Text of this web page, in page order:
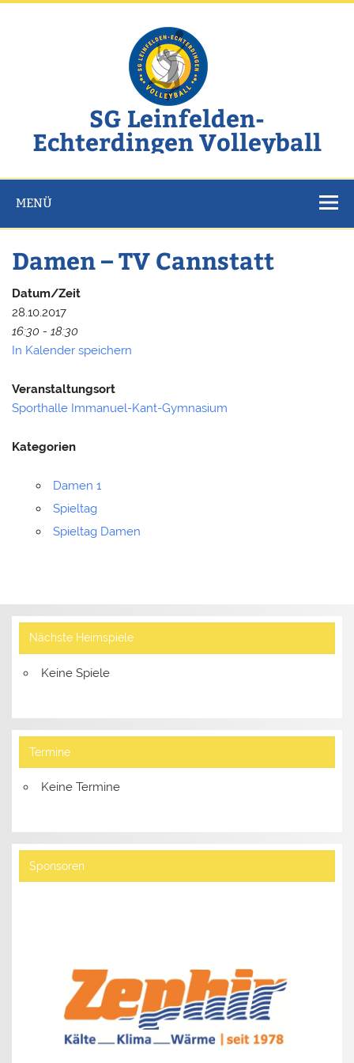
Zum
SG Leinfelden-
Echterdingen Volleyball
MENÜ
Damen – TV Cannstatt
Datum/Zeit
28.10.2017
16:30 - 18:30
In Kalender speichern
Veranstaltungsort
Sporthalle Immanuel-Kant-Gymnasium
Kategorien
Damen 1
Spieltag
Spieltag Damen
Nächste Heimspiele
Keine Spiele
Termine
Keine Termine
Sponsoren